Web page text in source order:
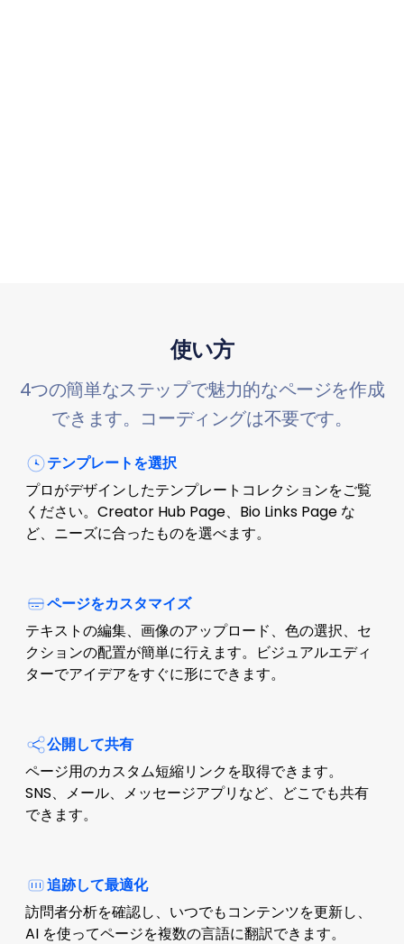
使い方
4つの簡単なステップで魅力的なページを作成
できます。コーディングは不要です。
テンプレートを選択
プロがデザインしたテンプレートコレクションをご覧
ください。Creator Hub Page、Bio Links Page な
ど、ニーズに合ったものを選べます。
ページをカスタマイズ
テキストの編集、画像のアップロード、色の選択、セ
クションの配置が簡単に行えます。ビジュアルエディ
ターでアイデアをすぐに形にできます。
公開して共有
ページ用のカスタム短縮リンクを取得できます。
SNS、メール、メッセージアプリなど、どこでも共有
できます。
追跡して最適化
訪問者分析を確認し、いつでもコンテンツを更新し、
AI を使ってページを複数の言語に翻訳できます。